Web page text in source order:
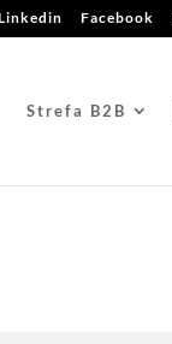
Facebook
Strefa B2B